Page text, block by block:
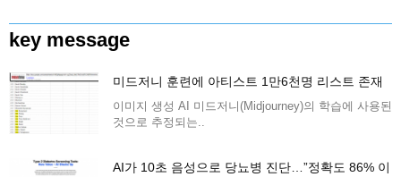
key message
미드저니 훈련에 아티스트 1만6천명 리스트 존재
이미지 생성 AI 미드저니(Midjourney)의 학습에 사용된
것으로 추정되는..
AI가 10초 음성으로 당뇨병 진단…”정확도 86% 이